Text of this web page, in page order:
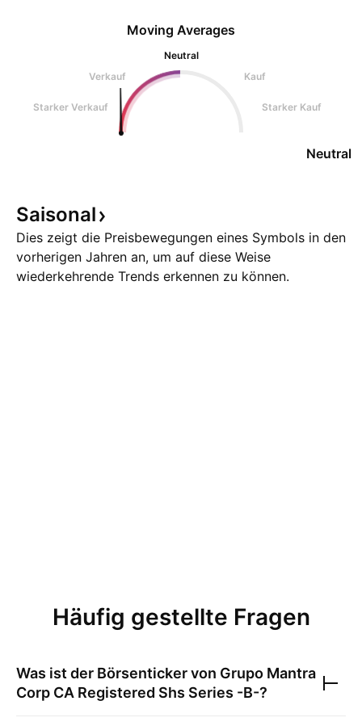
Moving Averages
Neutral
Verkauf
Kauf
Starker Verkauf Starker Kauf
Neutral
Saisonal
Dies zeigt die Preisbewegungen eines Symbols in den
vorherigen Jahren an, um auf diese Weise
wiederkehrende Trends erkennen zu können.
Häufig gestellte Fragen
Was ist der Börsenticker von Grupo Mantra
Corp CA Registered Shs Series -B-?